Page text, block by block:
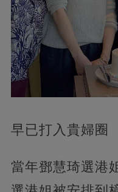
早已打入貴婦圈
當年鄧慧琦選港